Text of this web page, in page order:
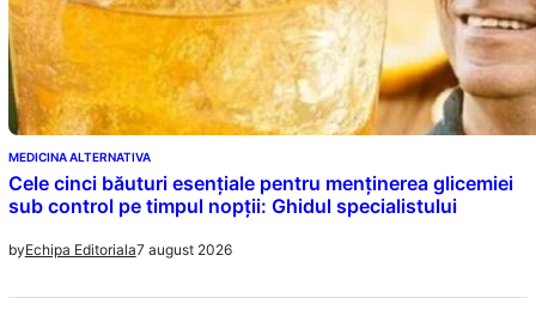
MEDICINA ALTERNATIVA
Cele cinci băuturi esențiale pentru menținerea glicemiei
sub control pe timpul nopții: Ghidul specialistului
byEchipa Editoriala7 august 2026